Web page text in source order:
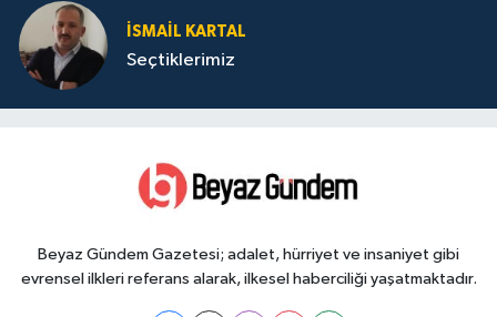
İSMAIL KARTAL
Seçtiklerimiz
Beyaz Gündem Gazetesi; adalet, hürriyet ve insaniyet gibi
evrensel ilkleri referans alarak, ilkesel haberciliği yaşatmaktadır.